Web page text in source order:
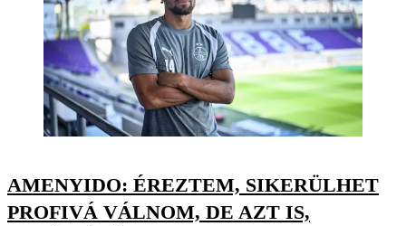
AMENYIDO: ÉREZTEM, SIKERÜLHET
PROFIVÁ VÁLNOM, DE AZT IS,